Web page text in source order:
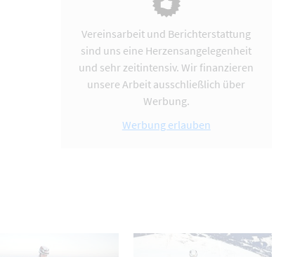
Vereinsarbeit und Berichterstattung
sind uns eine Herzensangelegenheit
und sehr zeitintensiv. Wir finanzieren
unsere Arbeit ausschließlich über
Werbung.
Werbung erlauben